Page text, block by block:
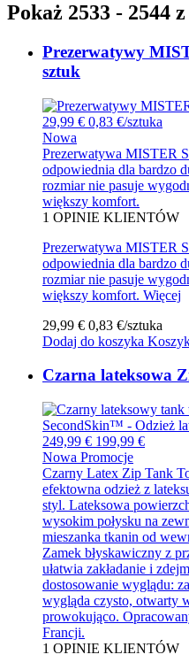
Pokaż 2533 - 2544
Prezerwatywy
sztuk
29,99 € 0,83 €/sztuka
Nowa
Prezerwatywa MISTER
odpowiednia dla bardzo
rozmiar nie pasuje
większy komfort.
1 OPINIE KLIENTÓW
Prezerwatywa MISTER
odpowiednia dla bardzo
rozmiar nie pasuje
większy komfort. Więcej
29,99 € 0,83 €/sztuka
Dodaj do koszyka
Czarna lateksowa
249,99 € 199,99 €
Nowa Promocje
Czarny Latex Zip Tank
efektowna odzież z
styl. Lateksowa
wysokim połysku na
mieszanka tkanin od
Zamek błyskawiczny z
ułatwia zakładanie i
dostosowanie wyglądu:
wygląda czysto, otwarty
prowokująco.
Francji.
1 OPINIE KLIENTÓW